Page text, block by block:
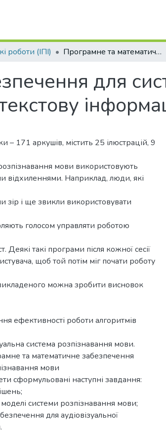
роботи (ІПІ) Програмне та математичне забезпечення для системи перетворення аудіомовлення в текстову інформацію
для
– 171 аркушів, містить 25 ілюстрацій, 9
мови використовують
Наприклад, люди, які
зір і ще звикли використовувати
голосом управляти роботою
такі програми після кожної сесії
щоб той потім міг почати роботу
можна зробити висновок
ефективності роботи алгоритмів
система розпізнавання мови.
та математичне забезпечення
мови
сформульовані наступні завдання:
системи розпізнавання мови;
для аудіовізуальної